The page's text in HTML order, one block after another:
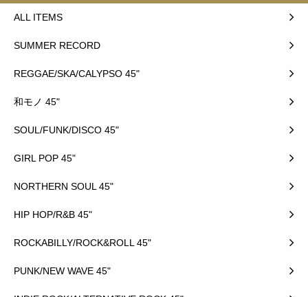
ALL ITEMS
SUMMER RECORD
REGGAE/SKA/CALYPSO 45"
和モノ 45"
SOUL/FUNK/DISCO 45"
GIRL POP 45"
NORTHERN SOUL 45"
HIP HOP/R&B 45"
ROCKABILLY/ROCK&ROLL 45"
PUNK/NEW WAVE 45"